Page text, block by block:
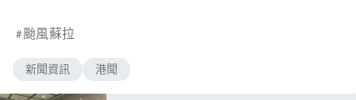
颱風蘇拉
新聞資訊 港聞